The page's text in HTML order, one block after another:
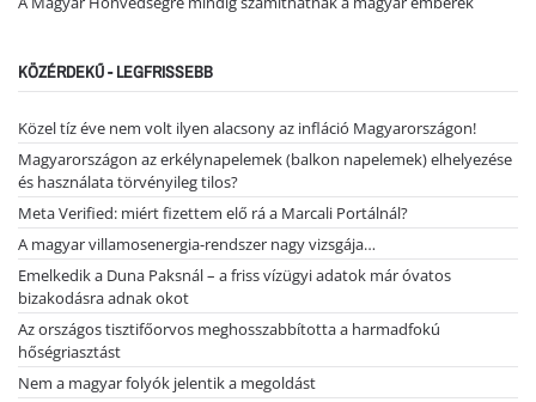
KÖZÉRDEKŰ - LEGFRISSEBB
Közel tíz éve nem volt ilyen alacsony az infláció Magyarországon!
Magyarországon az erkélynapelemek (balkon napelemek) elhelyezése
és használata törvényileg tilos?
Meta Verified: miért fizettem elő rá a Marcali Portálnál?
A magyar villamosenergia-rendszer nagy vizsgája…
Emelkedik a Duna Paksnál – a friss vízügyi adatok már óvatos
bizakodásra adnak okot
Az országos tisztifőorvos meghosszabbította a harmadfokú
hőségriasztást
Nem a magyar folyók jelentik a megoldást